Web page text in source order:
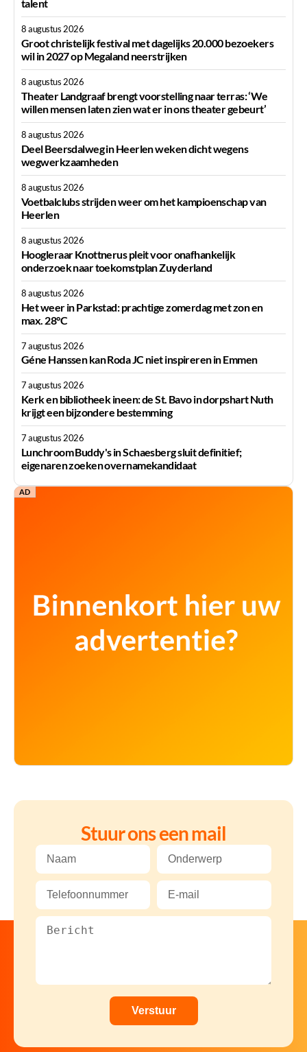
talent
8 augustus 2026
Groot christelijk festival met dagelijks 20.000 bezoekers
wil in 2027 op Megaland neerstrijken
8 augustus 2026
Theater Landgraaf brengt voorstelling naar terras: ‘We
willen mensen laten zien wat er in ons theater gebeurt’
8 augustus 2026
Deel Beersdalweg in Heerlen weken dicht wegens
wegwerkzaamheden
8 augustus 2026
Voetbalclubs strijden weer om het kampioenschap van
Heerlen
8 augustus 2026
Hoogleraar Knottnerus pleit voor onafhankelijk
onderzoek naar toekomstplan Zuyderland
8 augustus 2026
Het weer in Parkstad: prachtige zomerdag met zon en
max. 28°C
7 augustus 2026
Géne Hanssen kan Roda JC niet inspireren in Emmen
7 augustus 2026
Kerk en bibliotheek ineen: de St. Bavo in dorpshart Nuth
krijgt een bijzondere bestemming
7 augustus 2026
Lunchroom Buddy's in Schaesberg sluit definitief;
eigenaren zoeken overnamekandidaat
AD
Stuur ons een mail